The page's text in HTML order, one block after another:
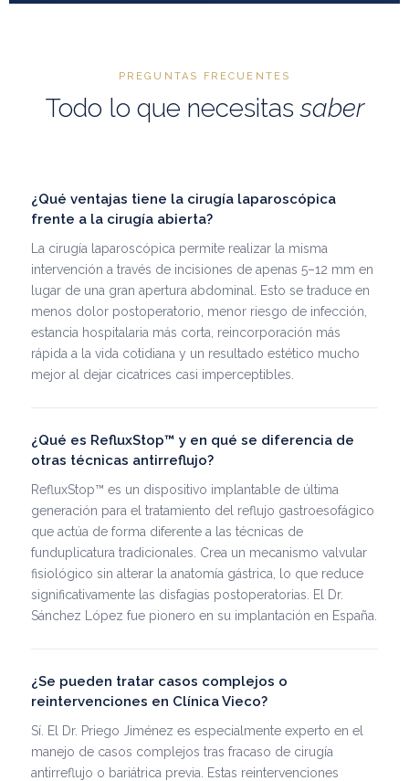
PREGUNTAS FRECUENTES
Todo lo que necesitassaber
¿Qué ventajas tiene la cirugía laparoscópica
frente a la cirugía abierta?
La cirugía laparoscópica permite realizar la misma
intervención a través de incisiones de apenas 5–12 mm en
lugar de una gran apertura abdominal. Esto se traduce en
menos dolor postoperatorio, menor riesgo de infección,
estancia hospitalaria más corta, reincorporación más
rápida a la vida cotidiana y un resultado estético mucho
mejor al dejar cicatrices casi imperceptibles.
¿Qué es RefluxStop™ y en qué se diferencia de
otras técnicas antirreflujo?
RefluxStop™ es un dispositivo implantable de última
generación para el tratamiento del reflujo gastroesofágico
que actúa de forma diferente a las técnicas de
funduplicatura tradicionales. Crea un mecanismo valvular
fisiológico sin alterar la anatomía gástrica, lo que reduce
significativamente las disfagias postoperatorias. El Dr.
Sánchez López fue pionero en su implantación en España.
¿Se pueden tratar casos complejos o
reintervenciones en Clínica Vieco?
Sí. El Dr. Priego Jiménez es especialmente experto en el
manejo de casos complejos tras fracaso de cirugía
antirreflujo o bariátrica previa. Estas reintervenciones